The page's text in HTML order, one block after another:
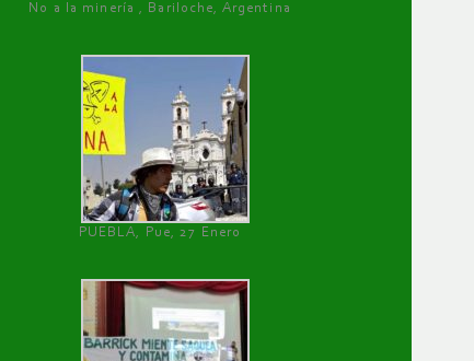
No a la minería , Bariloche, Argentina
PUEBLA, Pue, 27 Enero